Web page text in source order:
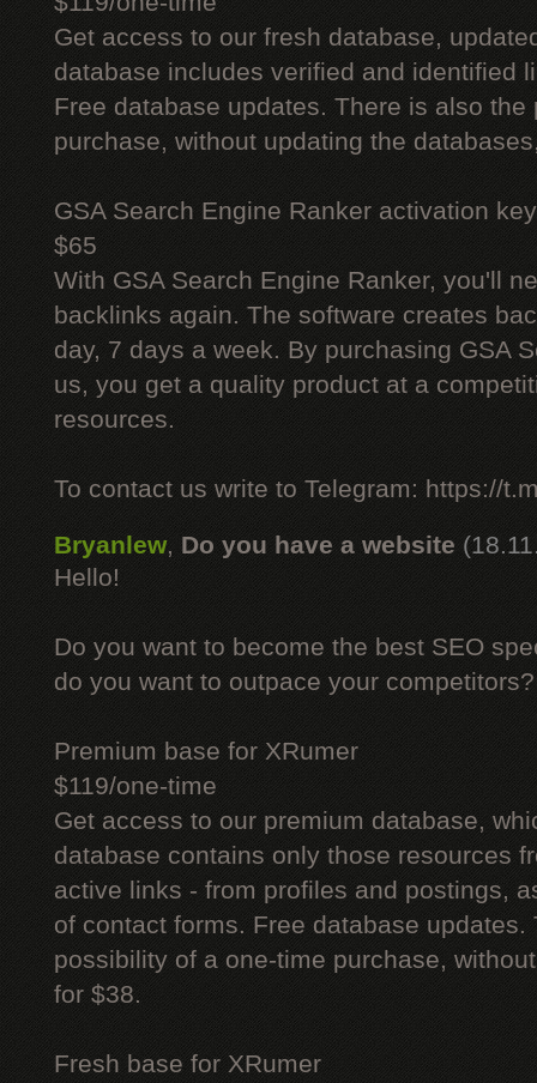
Get access to our fresh database,
database includes verified and identified
Free database updates. There is also
purchase, without updating the
GSA Search Engine Ranker activation key
$65
With GSA Search Engine Ranker, you'll
backlinks again. The software creates
day, 7 days a week. By purchasing GSA
us, you get a quality product at a
resources.
To contact us write to Telegram: https://
Bryanlew, Do you have a website
Hello!
Do you want to become the best SEO
do you want to outpace your competitors?
Premium base for XRumer
$119/one-time
Get access to our premium database,
database contains only those resources
active links - from profiles and postings,
of contact forms. Free database updates.
possibility of a one-time purchase,
for $38.
Fresh base for XRumer